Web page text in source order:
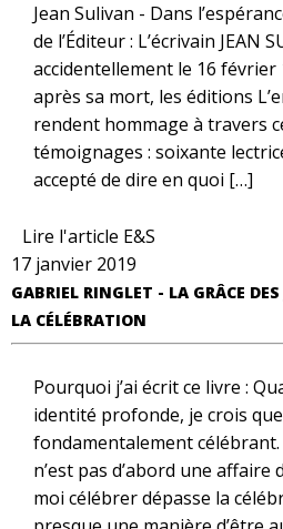
Jean Sulivan - Dans
de l’Éditeur : L’écrivain JEAN
accidentellement le 16 février
après sa mort, les éditions
rendent hommage à travers
témoignages : soixante
accepté de dire en quoi […]
Lire l'article E&S
17 janvier 2019
GABRIEL RINGLET - LA GRÂCE
LA CÉLÉBRATION
Pourquoi j’ai écrit ce livre :
identité profonde, je crois
fondamentalement
n’est pas d’abord une
moi célébrer dépasse la